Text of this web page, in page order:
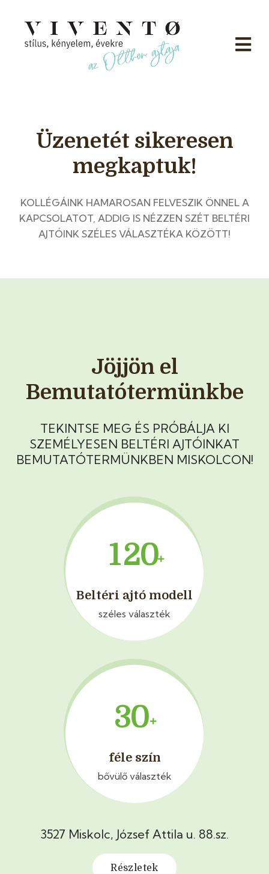
Üzenetét sikeresen
megkaptuk!
KOLLÉGÁINK HAMAROSAN FELVESZIK ÖNNEL A
KAPCSOLATOT, ADDIG IS NÉZZEN SZÉT BELTÉRI
AJTÓINK SZÉLES VÁLASZTÉKA KÖZÖTT!
Jöjjön el
Bemutatótermünkbe
TEKINTSE MEG ÉS PRÓBÁLJA KI
SZEMÉLYESEN BELTÉRI AJTÓINKAT
BEMUTATÓTERMÜNKBEN MISKOLCON!
120
Beltéri ajtó modell
széles választék
30
féle szín
bővülő választék
3527 Miskolc, József Attila u. 88.sz.
Részletek